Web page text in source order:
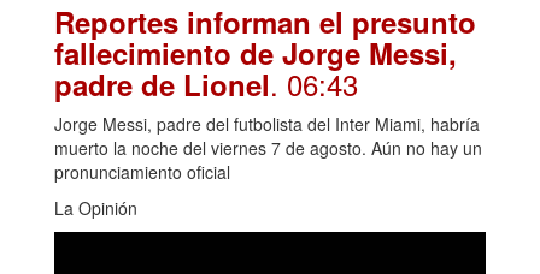
Reportes informan el presunto
fallecimiento de Jorge Messi,
padre de Lionel. 06:43
Jorge Messi, padre del futbolista del Inter Miami, habría
muerto la noche del viernes 7 de agosto. Aún no hay un
pronunciamiento oficial
La Opinión